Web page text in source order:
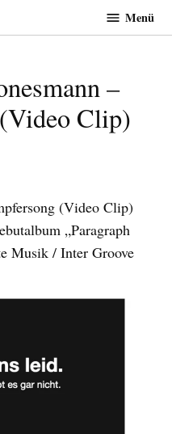
Menü
–
Clip)
(Video Clip)
„Paragraph
Musik / Inter Groove